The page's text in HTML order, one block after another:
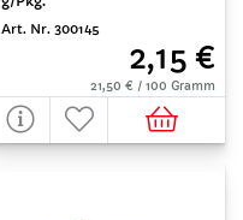
Art. Nr. 300145
2,15 €
21,50 € / 100 Gramm